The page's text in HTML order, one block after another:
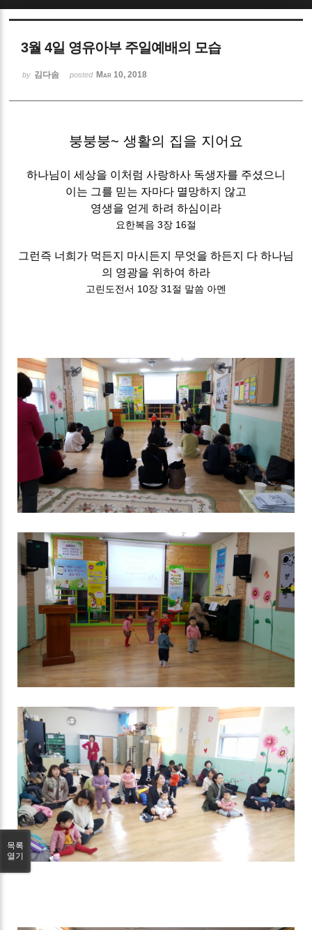
3월 4일 영유아부 주일예배의 모습
by 김다솜 posted Mar 10, 2018
붕붕붕~ 생활의 집을 지어요
하나님이 세상을 이처럼 사랑하사 독생자를 주셨으니
이는 그를 믿는 자마다 멸망하지 않고
영생을 얻게 하려 하심이라
요한복음 3장 16절
그런즉 너희가 먹든지 마시든지 무엇을 하든지 다 하나님
의 영광을 위하여 하라
고린도전서 10장 31절 말씀 아멘
목록
열기
Sketchbook5, 스케치북5
Sketchbook5, 스케치북5